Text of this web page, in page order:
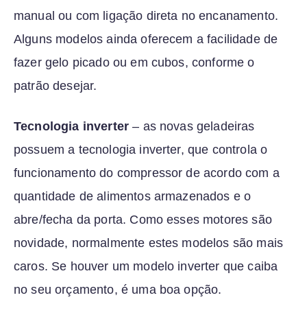
manual ou com ligação direta no encanamento.
Alguns modelos ainda oferecem a facilidade de
fazer gelo picado ou em cubos, conforme o
patrão desejar.
Tecnologia inverter – as novas geladeiras
possuem a tecnologia inverter, que controla o
funcionamento do compressor de acordo com a
quantidade de alimentos armazenados e o
abre/fecha da porta. Como esses motores são
novidade, normalmente estes modelos são mais
caros. Se houver um modelo inverter que caiba
no seu orçamento, é uma boa opção.